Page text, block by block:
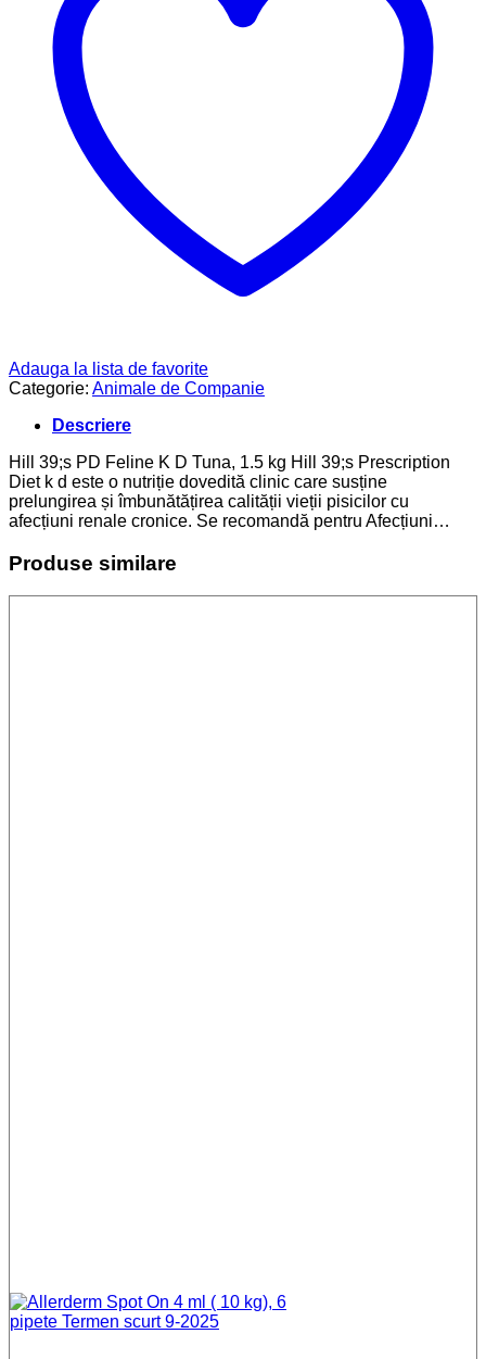
Adauga la lista de favorite
Categorie: Animale de Companie
Descriere
Hill 39;s PD Feline K D Tuna, 1.5 kg Hill 39;s Prescription
Diet k d este o nutriție dovedită clinic care susține
prelungirea și îmbunătățirea calității vieții pisicilor cu
afecțiuni renale cronice. Se recomandă pentru Afecțiuni…
Produse similare